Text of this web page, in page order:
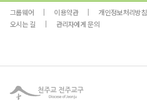
그룹웨어 이용약관
개인정보처리방침
오시는 길
관리자에게 문의